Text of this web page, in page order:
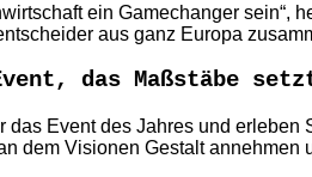
ein Gamechanger
aus ganz Europa
das Maßstäbe
das Event des Jahres und
dem Visionen Gestalt